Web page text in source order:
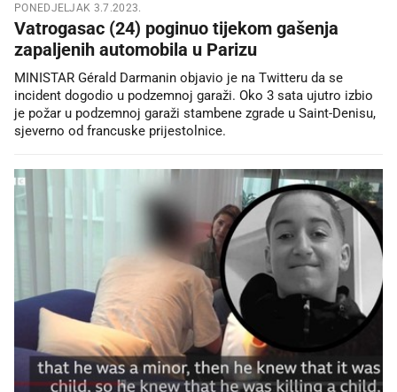
PONEDJELJAK 3.7.2023.
Vatrogasac (24) poginuo tijekom gašenja
zapaljenih automobila u Parizu
MINISTAR Gérald Darmanin objavio je na Twitteru da se
incident dogodio u podzemnoj garaži. Oko 3 sata ujutro izbio
je požar u podzemnoj garaži stambene zgrade u Saint-Denisu,
sjeverno od francuske prijestolnice.